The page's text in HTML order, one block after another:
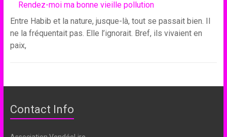
Rendez-moi ma bonne vieille pollution
Entre Habib et la nature, jusque-là, tout se passait bien. Il
ne la fréquentait pas. Elle l’ignorait. Bref, ils vivaient en
paix,
Contact Info